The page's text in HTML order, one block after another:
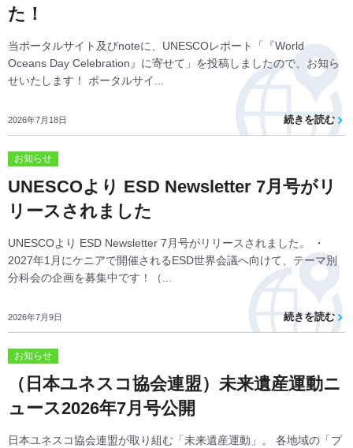
た！
当ポータルサイト及びnoteに、UNESCOレポート「『World
Oceans Day Celebration』に寄せて」を投稿しましたので、お知ら
せいたします！ ポータルサイ...
2026年7月18日 続きを読む
お知らせ
UNESCOより ESD Newsletter 7月号がリ
リースされました
UNESCOより ESD Newsletter 7月号がリリースされました。 ・
2027年1月にケニアで開催されるESD世界会議へ向けて、テーマ別
分科会の企画を募集中です！（...
2026年7月9日 続きを読む
お知らせ
（日本ユネスコ協会連盟）未来遺産運動ニ
ュース2026年7月号公開
日本ユネスコ協会連盟が取り組む「未来遺産運動」。 各地域の「プ